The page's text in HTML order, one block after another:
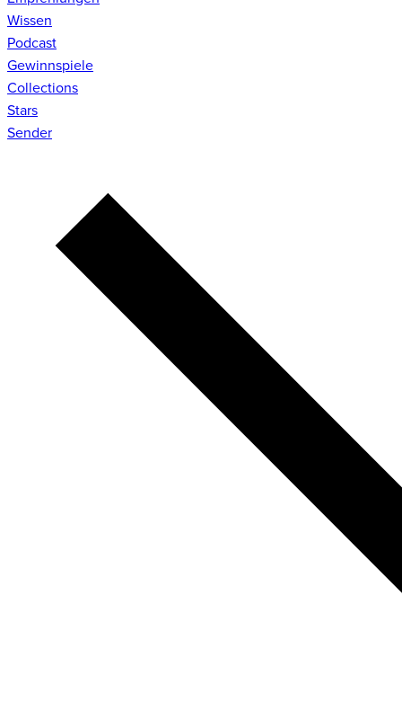
Wissen
Podcast
Gewinnspiele
Collections
Stars
Sender